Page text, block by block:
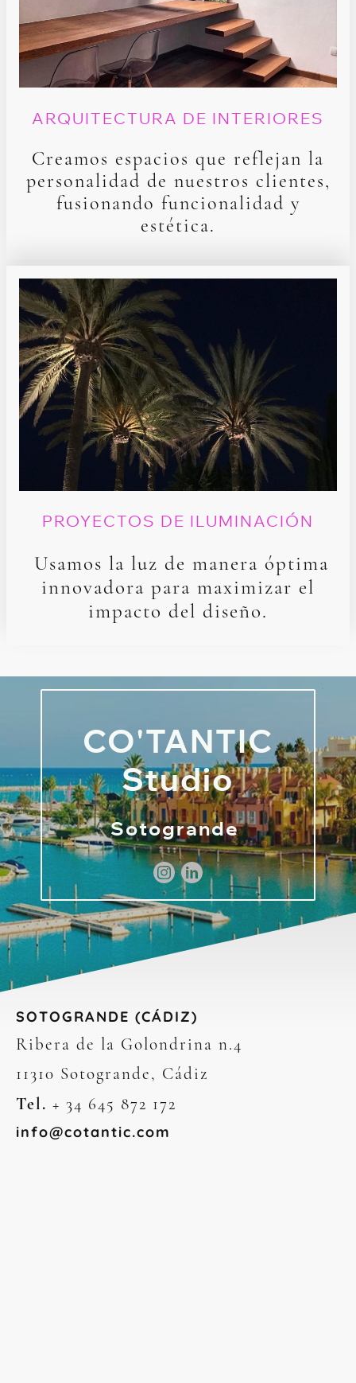
ARQUITECTURA DE INTERIORES
Creamos espacios que reflejan la
personalidad de nuestros clientes,
fusionando funcionalidad y
estética.
PROYECTOS DE ILUMINACIÓN
Usamos la luz de manera óptima
innovadora para maximizar el
impacto del diseño.
CO'TANTIC
Studio
Sotogrande
SOTOGRANDE (CÁDIZ)
Ribera de la Golondrina n.4
11310 Sotogrande, Cádiz
Tel. + 34 645 872 172
info@cotantic.com